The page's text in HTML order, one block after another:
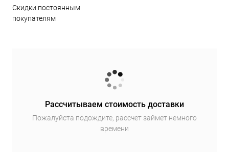
Скидки постоянным
покупателям
Рассчитываем стоимость доставки
Пожалуйста подождите, рассчет займет немного
времени